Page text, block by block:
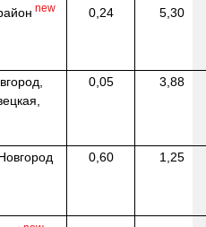
new 0,24 5,30
0,05 3,88
0,60 1,25